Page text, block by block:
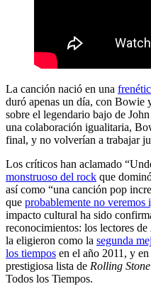
La canción nació en una
duró apenas un día, con Bowie
sobre el legendario bajo de
una colaboración igualitaria,
final, y no volverían a trabajar
Los críticos han aclamado
monstruoso del rock que
así como “una canción pop
que probablemente no veremos
impacto cultural ha sido
reconocimientos: los lectores de
la eligieron como la segunda
los tiempos en el año 2011, y
prestigiosa lista de Rolling Stone
Todos los Tiempos.